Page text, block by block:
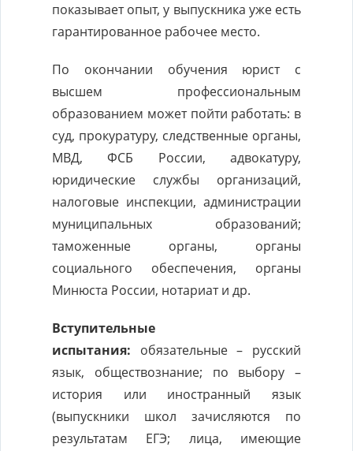
показывает опыт, у выпускника уже есть
гарантированное рабочее место.
По окончании обучения юрист с
высшем профессиональным
образованием может пойти работать: в
суд, прокуратуру, следственные органы,
МВД, ФСБ России, адвокатуру,
юридические службы организаций,
налоговые инспекции, администрации
муниципальных образований;
таможенные органы, органы
социального обеспечения, органы
Минюста России, нотариат и др.
Вступительные
испытания: обязательные – русский
язык, обществознание; по выбору –
история или иностранный язык
(выпускники школ зачисляются по
результатам ЕГЭ; лица, имеющие